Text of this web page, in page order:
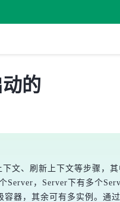
的
文、刷新上下文等步骤，
，Server下有多个
器，其余可有多实例。通